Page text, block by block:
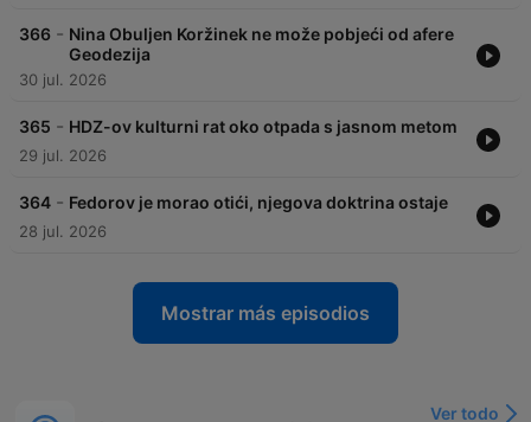
366 - Nina Obuljen Koržinek ne može pobjeći od afere
Geodezija
30 jul. 2026
365 - HDZ-ov kulturni rat oko otpada s jasnom metom
29 jul. 2026
364 - Fedorov je morao otići, njegova doktrina ostaje
28 jul. 2026
Mostrar más episodios
Ver todo